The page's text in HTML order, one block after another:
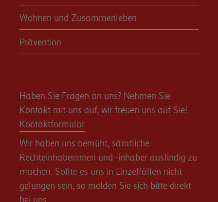
Wohnen und Zusammenleben
Prävention
Haben Sie Fragen an uns? Nehmen Sie
Kontakt mit uns auf, wir freuen uns auf Sie!
Kontaktformular
Wir haben uns bemüht, sämtliche
Rechteinhaberinnen und -inhaber ausfindig zu
machen. Sollte es uns in Einzelfällen nicht
gelungen sein, so melden Sie sich bitte direkt